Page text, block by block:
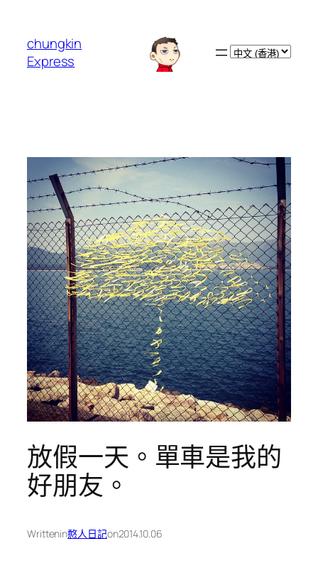
chungkin
Express
Choose
放假一天。單車是我的
好朋友。
Writtenin憨人日記on2014.10.06